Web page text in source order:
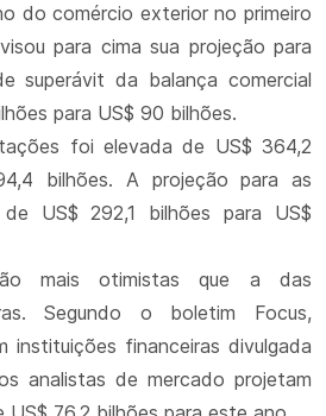
do comércio exterior no primeiro
para cima sua projeção para
superávit da balança comercial
para US$ 90 bilhões.
foi elevada de US$ 364,2
bilhões. A projeção para as
US$ 292,1 bilhões para US$
mais otimistas que a das
Segundo o boletim Focus,
instituições financeiras divulgada
analistas de mercado projetam